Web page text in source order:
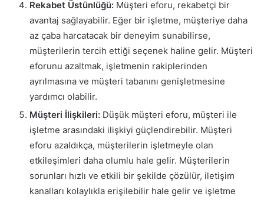
Rekabet Üstünlüğü: Müşteri eforu, rekabetçi bir
avantaj sağlayabilir. Eğer bir işletme, müşteriye daha
az çaba harcatacak bir deneyim sunabilirse,
müşterilerin tercih ettiği seçenek haline gelir. Müşteri
eforunu azaltmak, işletmenin rakiplerinden
ayrılmasına ve müşteri tabanını genişletmesine
yardımcı olabilir.
Müşteri İlişkileri: Düşük müşteri eforu, müşteri ile
işletme arasındaki ilişkiyi güçlendirebilir. Müşteri
eforu azaldıkça, müşterilerin işletmeyle olan
etkileşimleri daha olumlu hale gelir. Müşterilerin
sorunları hızlı ve etkili bir şekilde çözülür, iletişim
kanalları kolaylıkla erişilebilir hale gelir ve işletme